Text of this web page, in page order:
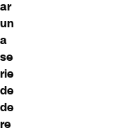
ar
un
a
se
rie
de
de
re